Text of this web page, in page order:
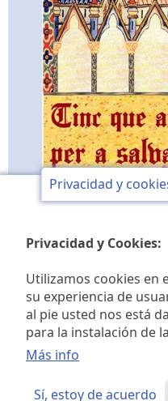
Club de
estudios
Privacidad y
Privacidad y Cookies:
Utilizamos cookies en
su experiencia de
al pie usted nos está
para la instalación de
Más info
Sí, estoy de acuerdo